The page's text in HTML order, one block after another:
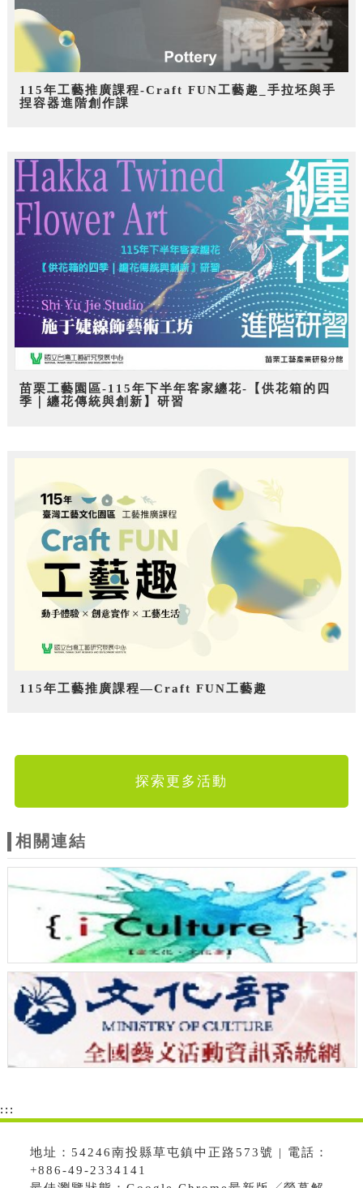
115年工藝推廣課程-Craft FUN工藝趣_手拉坯與手
捏容器進階創作課
苗栗工藝園區-115年下半年客家纏花-【供花箱的四
季｜纏花傳統與創新】研習
115年工藝推廣課程—Craft FUN工藝趣
探索更多活動
相關連結
:::
地址：54246南投縣草屯鎮中正路573號 | 電話：
+886-49-2334141